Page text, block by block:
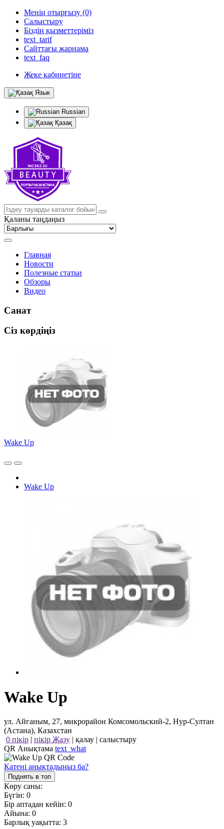
Менің отырғызу (0)
Салыстыру
Біздің қызметтеріміз
text_tarif
Сайттағы жарнама
text_faq
Жеке кабинетіне
Язык
Russian
Қазақ
Қаланы таңдаңыз
Главная
Новости
Полезные статьи
Обзоры
Видео
Санат
Сіз көрдіңіз
Wake Up
Wake Up
Wake Up
ул. Айганым, 27, микрорайон Комсомольский-2, Нур-Султан
(Астана), Казахстан
0 пікір | пікір Жазу | қалау | салыстыру
QR Анықтама text_what
Қатені анықтадыңыз ба?
Поднять в топ
Көру саны:
Бүгін: 0
Бір аптадан кейін: 0
Айына: 0
Барлық уақытта: 3